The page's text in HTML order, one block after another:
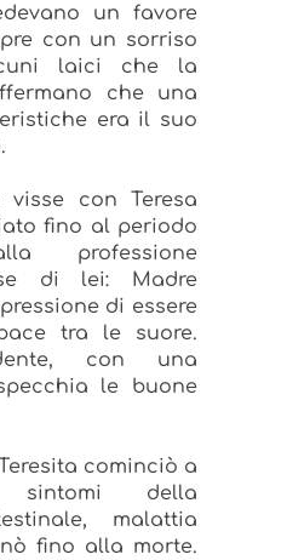
un favore
con un sorriso
laici che la
che una
era il suo
con Teresa
fino al periodo
professione
di lei: Madre
di essere
tra le suore.
con una
le buone
cominciò a
della
malattia
fino alla morte.